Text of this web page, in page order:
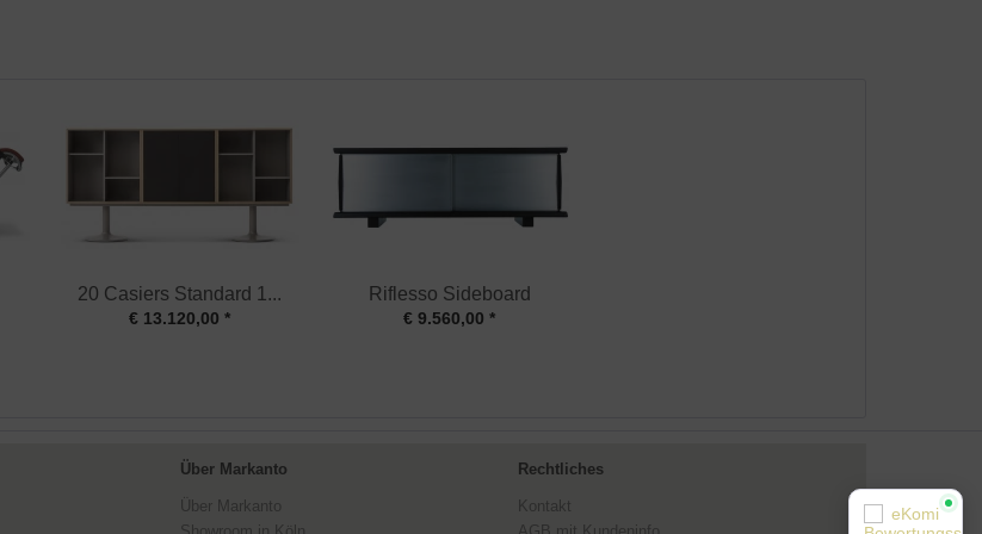
20 Casiers Standard 1...
€ 13.120,00 *
Riflesso Sideboard
€ 9.560,00 *
Über Markanto
Über Markanto
Rechtliches
Kontakt